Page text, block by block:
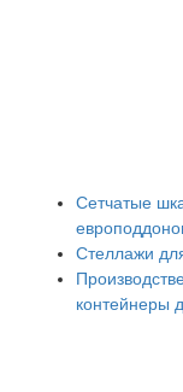
Сетчатые
Стеллажи
контейнеры